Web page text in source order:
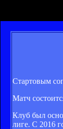
Стартовым
Матч
Клуб был
лиге. С 2016